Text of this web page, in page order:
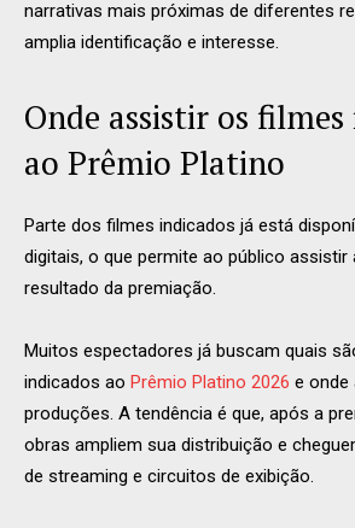
narrativas mais próximas de diferentes
amplia identificação e interesse.
Onde assistir os
ao Prêmio Platino
Parte dos filmes indicados já está
digitais, o que permite ao público
resultado da premiação.
Muitos espectadores já buscam quais
indicados ao Prêmio Platino 2026 e onde
produções. A tendência é que, após a
obras ampliem sua distribuição e
de streaming e circuitos de exibição.